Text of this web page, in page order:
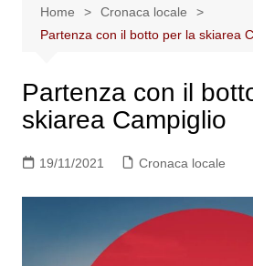
Home
Cronaca locale
Partenza con il botto per la skiarea
Partenza con il
skiarea Campiglio
19/11/2021 Cronaca locale